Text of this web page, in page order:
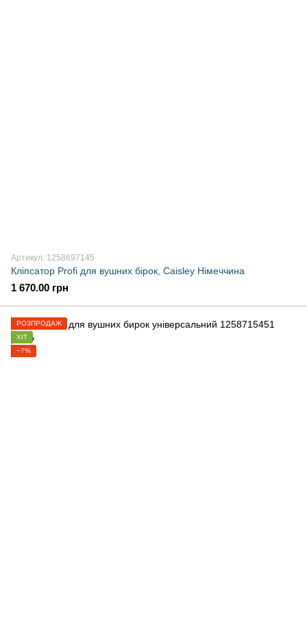
Артикул: 1258697145
Кліпсатор Profi для вушних бірок, Caisley Німеччина
1 670.00 грн
РОЗПРОДАЖ
ХІТ
−7%